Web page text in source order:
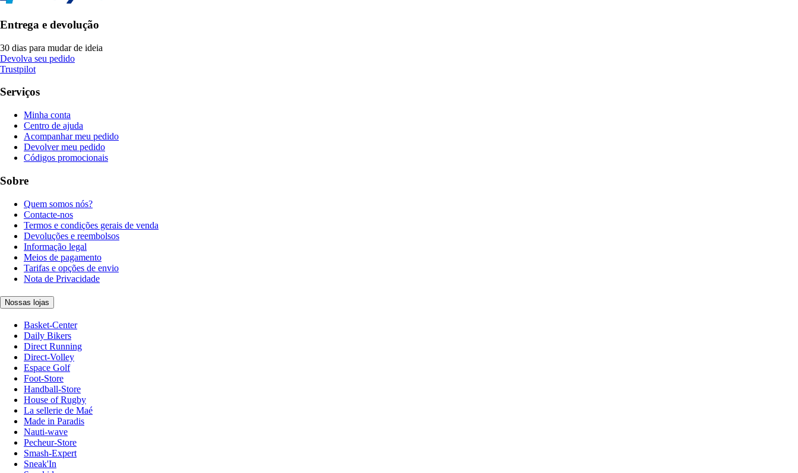
Entrega e devolução
30 dias para mudar de ideia
Devolva seu pedido
Trustpilot
Serviços
Minha conta
Centro de ajuda
Acompanhar meu pedido
Devolver meu pedido
Códigos promocionais
Sobre
Quem somos nós?
Contacte-nos
Termos e condições gerais de venda
Devoluções e reembolsos
Informação legal
Meios de pagamento
Tarifas e opções de envio
Nota de Privacidade
Nossas lojas
Basket-Center
Daily Bikers
Direct Running
Direct-Volley
Espace Golf
Foot-Store
Handball-Store
House of Rugby
La sellerie de Maé
Made in Paradis
Nauti-wave
Pecheur-Store
Smash-Expert
Sneak'In